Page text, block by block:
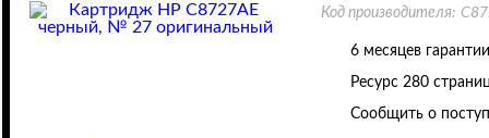
Код производителя:
6 месяцев гарантии
Ресурс 280
Сообщить о